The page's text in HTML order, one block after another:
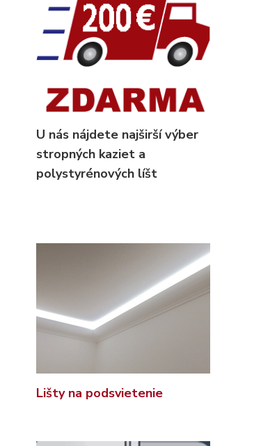
U nás nájdete najširší výber
stropných kaziet a
polystyrénových líšt
Lišty na podsvietenie